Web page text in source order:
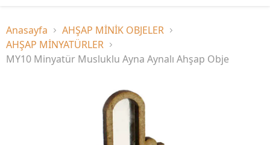
Anasayfa
AHŞAP MİNİK OBJELER
AHŞAP MİNYATÜRLER
MY10 Minyatür Musluklu Ayna Aynalı Ahşap Obje